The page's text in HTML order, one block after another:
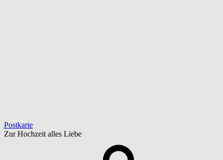
Postkarte
Zur Hochzeit alles Liebe